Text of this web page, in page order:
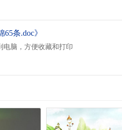
条.doc》
电脑，方便收藏和打印